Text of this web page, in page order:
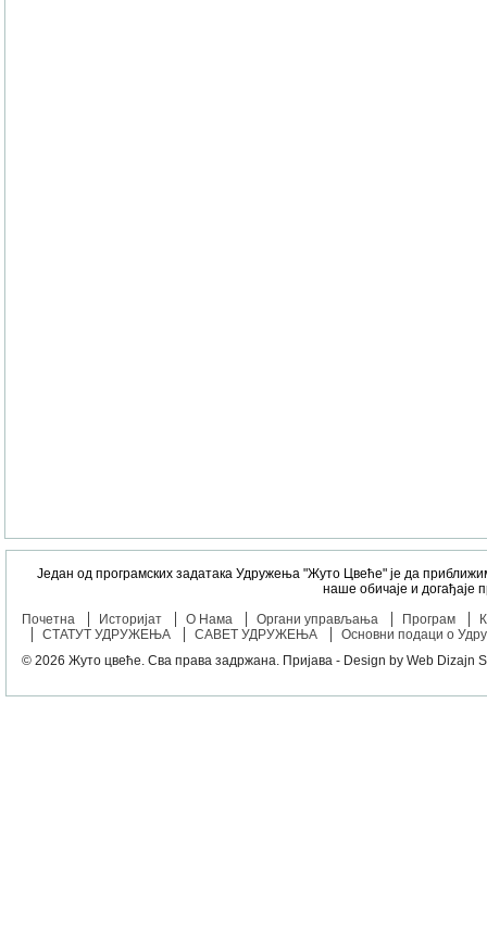
Један од програмских задатака Удружења "Жуто Цвеће" је да
наше обичаје и догађаје
Почетна
Историјат О Нама Органи управљања Програм
СТАТУТ УДРУЖЕЊА
САВЕТ УДРУЖЕЊА
Основни подаци о
© 2026 Жуто цвеће. Сва права задржана. Пријава- Design by Web Dizajn